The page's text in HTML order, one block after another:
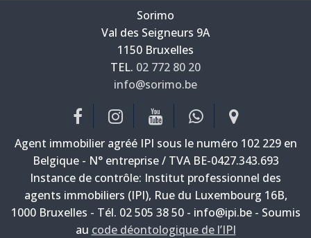
Sorimo
—
Val des Seigneurs 9A
—
1150 Bruxelles
TEL. 02 772 80 20
—
info@sorimo.be
Agent immobilier agréé IPI sous le numéro 102 229 en
Belgique - N° entreprise / TVA BE-0427.343.693
Instance de contrôle: Institut professionnel des
agents immobiliers (IPI), Rue du Luxembourg 16B,
1000 Bruxelles - Tél. 02 505 38 50 - info@ipi.be - Soumis
au code déontologique de l’IPI